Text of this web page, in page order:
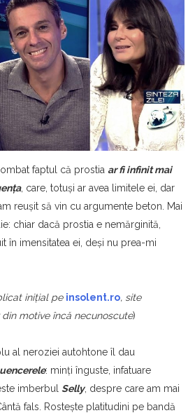
faptul că prostia ar fi infinit mai
, care, totuşi ar avea limitele ei, dar
reuşit să vin cu argumente beton. Mai
chiar dacă prostia e nemărginită,
în imensitatea ei, deşi nu prea-mi
iniţial pe insolent.ro, site
motive încă necunoscute)
al neroziei autohtone îl dau
: minţi înguste, infatuare
imberbul Selly, despre care am mai
fals. Rosteşte platitudini pe bandă